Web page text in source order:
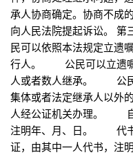
承人协商确定。协商不成
向人民法院提起诉讼。
民可以依照本法规定立遗
行人。 公民可以立遗嘱
人或者数人继承。 公民
集体或者法定继承人以
人经公证机关办理。 自
注明年、月、日。 代书
证，由其中一人代书，注